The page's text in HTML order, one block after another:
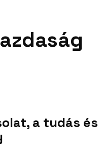
a tudás és